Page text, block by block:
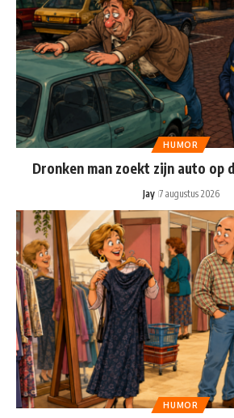
HUMOR
Dronken man zoekt zijn auto op
Jay 7 augustus 2026
HUMOR